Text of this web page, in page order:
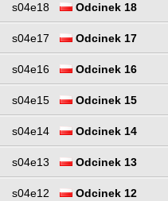
s04e18 Odcinek 18
s04e17 Odcinek 17
s04e16 Odcinek 16
s04e15 Odcinek 15
s04e14 Odcinek 14
s04e13 Odcinek 13
s04e12 Odcinek 12